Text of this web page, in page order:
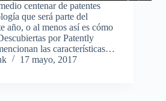
centenar de patentes
que será parte del
año, o al menos así es cómo
por Patently
las características…
17 mayo, 2017